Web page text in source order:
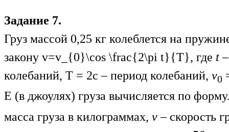
Задание 7.
Груз массой 0,25 кг колеблется на
закону v=v_{0}\cos \frac{2\pi t}{T}, где t
колебаний, Т = 2с – период колебаний, v0
Е (в джоулях) груза вычисляется по
масса груза в килограммах, v– скорость